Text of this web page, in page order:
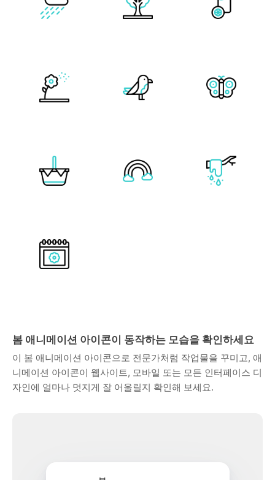
봄 애니메이션 아이콘이 동작하는 모습을 확인하세요
이 봄 애니메이션 아이콘으로 전문가처럼 작업물을 꾸미고, 애
니메이션 아이콘이 웹사이트, 모바일 또는 모든 인터페이스 디
자인에 얼마나 멋지게 잘 어울릴지 확인해 보세요.